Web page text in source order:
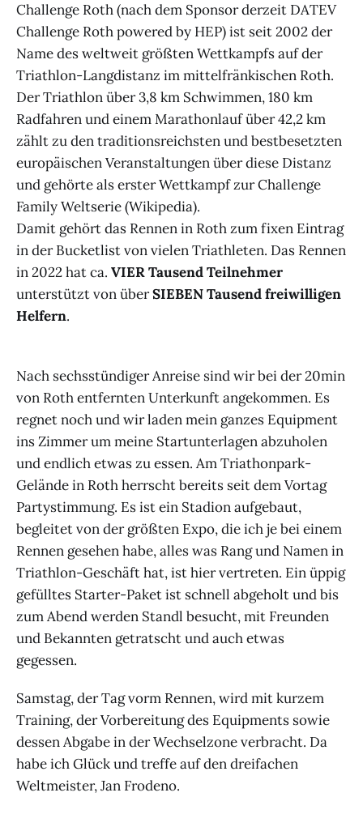
Challenge Roth (nach dem Sponsor derzeit DATEV
Challenge Roth powered by HEP) ist seit 2002 der
Name des weltweit größten Wettkampfs auf der
Triathlon-Langdistanz im mittelfränkischen Roth.
Der Triathlon über 3,8 km Schwimmen, 180 km
Radfahren und einem Marathonlauf über 42,2 km
zählt zu den traditionsreichsten und bestbesetzten
europäischen Veranstaltungen über diese Distanz
und gehörte als erster Wettkampf zur Challenge
Family Weltserie (Wikipedia).
Damit gehört das Rennen in Roth zum fixen Eintrag
in der Bucketlist von vielen Triathleten. Das Rennen
in 2022 hat ca. VIER Tausend Teilnehmer
unterstützt von überSIEBEN Tausend freiwilligen
Helfern.
Nach sechsstündiger Anreise sind wir bei der 20min
von Roth entfernten Unterkunft angekommen. Es
regnet noch und wir laden mein ganzes Equipment
ins Zimmer um meine Startunterlagen abzuholen
und endlich etwas zu essen. Am Triathonpark-
Gelände in Roth herrscht bereits seit dem Vortag
Partystimmung. Es ist ein Stadion aufgebaut,
begleitet von der größten Expo, die ich je bei einem
Rennen gesehen habe, alles was Rang und Namen in
Triathlon-Geschäft hat, ist hier vertreten. Ein üppig
gefülltes Starter-Paket ist schnell abgeholt und bis
zum Abend werden Standl besucht, mit Freunden
und Bekannten getratscht und auch etwas
gegessen.
Samstag, der Tag vorm Rennen, wird mit kurzem
Training, der Vorbereitung des Equipments sowie
dessen Abgabe in der Wechselzone verbracht. Da
habe ich Glück und treffe auf den dreifachen
Weltmeister, Jan Frodeno.